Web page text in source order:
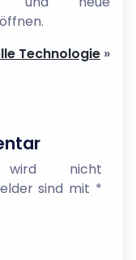
Technologie »
wird nicht
sind mit *